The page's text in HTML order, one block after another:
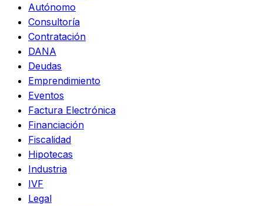
Autónomo
Consultoría
Contratación
DANA
Deudas
Emprendimiento
Eventos
Factura Electrónica
Financiación
Fiscalidad
Hipotecas
Industria
IVF
Legal